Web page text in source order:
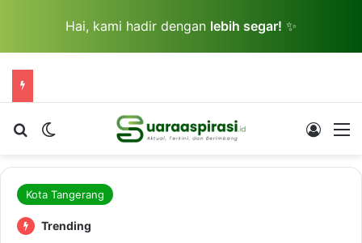
Hai, kami hadir dengan lebih segar! ✨
Cari berita...Switch skin Log In
Kota Tangerang
Trending